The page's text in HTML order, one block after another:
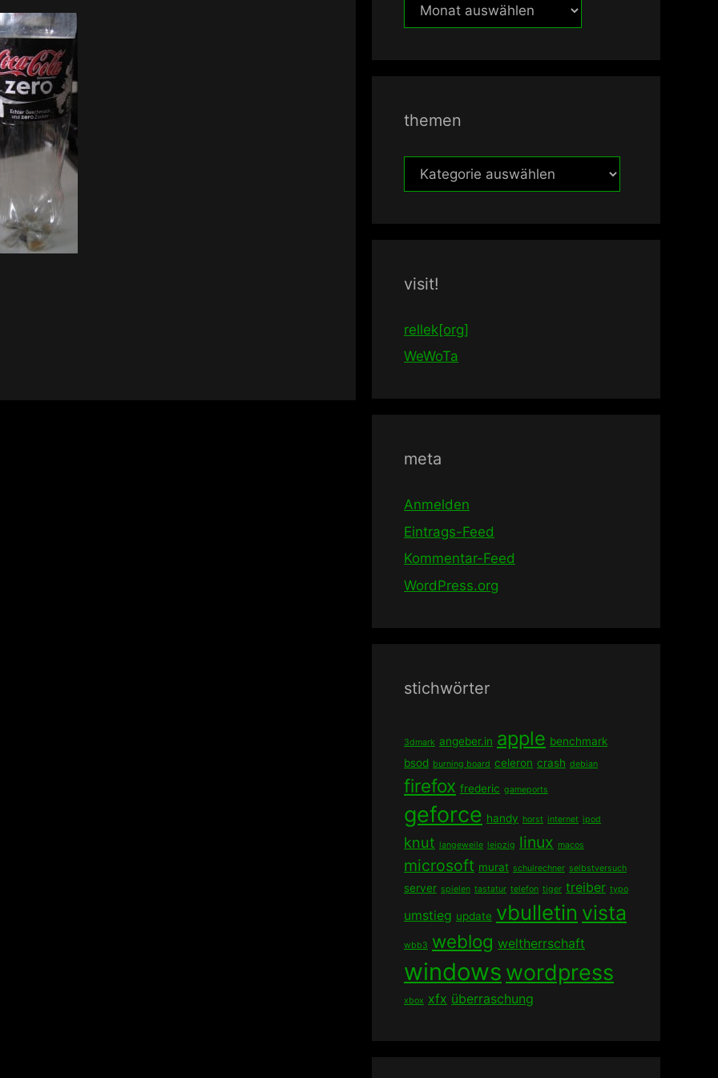
themen
themen
visit!
rellek[org]
WeWoTa
meta
Anmelden
Eintrags-Feed
Kommentar-Feed
WordPress.org
stichwörter
3dmark angeber.in apple benchmark
bsod burning board celeron crash debian
firefox frederic gameports
geforce handy horst internet ipod
knut langeweile leipzig linux macos
microsoft murat schulrechner selbstversuch
server spielen tastatur telefon tiger treiber typo
umstieg update vbulletin vista
wbb3 weblog weltherrschaft
windows wordpress
xbox xfx überraschung